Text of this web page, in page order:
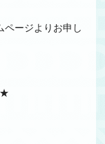
ージよりお申し
★